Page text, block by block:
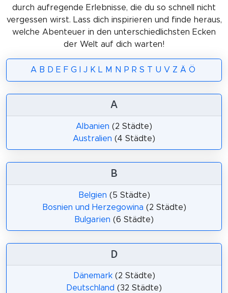
durch aufregende Erlebnisse, die du so schnell nicht
vergessen wirst. Lass dich inspirieren und finde heraus,
welche Abenteuer in den unterschiedlichsten Ecken
der Welt auf dich warten!
A B D E F G J K L M N P R S T U V Z Ä Ö
A
Albanien (2 Städte)
Australien (4 Städte)
B
Belgien (5 Städte)
Bosnien und Herzegowina (2 Städte)
Bulgarien (6 Städte)
D
Dänemark(2 Städte)
Deutschland (32 Städte)